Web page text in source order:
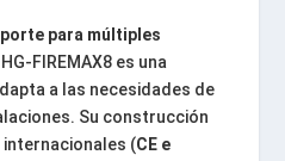
para múltiples
FIREMAX8 es una
a las necesidades de
Su construcción
(CE e